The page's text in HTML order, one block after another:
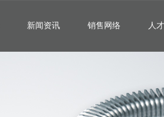
新闻资讯 销售网络 人